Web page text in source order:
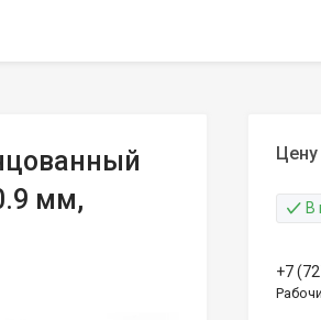
мм,
Цену
В
+7